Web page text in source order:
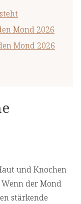
Mond 2026
Mond 2026
und Knochen
der Mond
stärkende